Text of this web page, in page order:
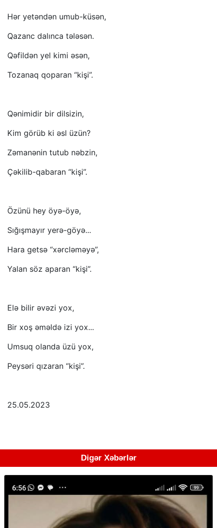
Hər yetəndən umub-küsən,
Qazanc dalınca tələsən.
Qəfildən yel kimi əsən,
Tozanaq qoparan “kişi”.
Qənimidir bir dilsizin,
Kim görüb ki əsl üzün?
Zəmanənin tutub nəbzin,
Çəkilib-qabaran “kişi”.
Özünü hey öyə-öyə,
Sığışmayır yerə-göyə...
Hara getsə “xərcləməyə”,
Yalan söz aparan “kişi”.
Elə bilir əvəzi yox,
Bir xoş əməldə izi yox...
Umsuq olanda üzü yox,
Peysəri qızaran “kişi”.
25.05.2023
Digər Xəbərlər